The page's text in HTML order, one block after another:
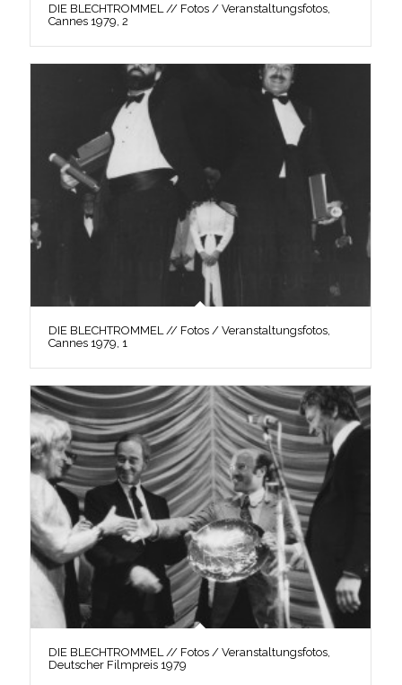
DIE BLECHTROMMEL // Fotos / Veranstaltungsfotos,
Cannes 1979, 2
DIE BLECHTROMMEL // Fotos / Veranstaltungsfotos,
Cannes 1979, 1
DIE BLECHTROMMEL // Fotos / Veranstaltungsfotos,
Deutscher Filmpreis 1979